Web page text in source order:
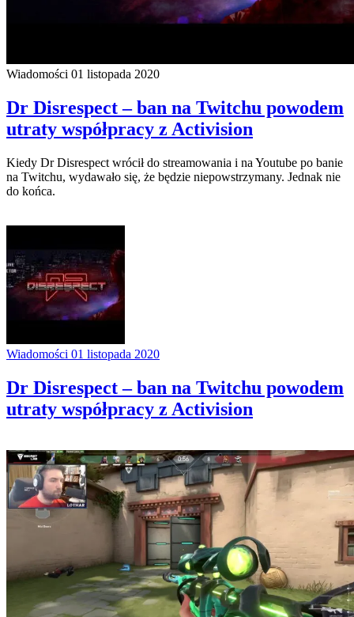
Wiadomości 01 listopada 2020
Dr Disrespect – ban na Twitchu powodem
utraty współpracy z Activision
Kiedy Dr Disrespect wrócił do streamowania i na Youtube po banie
na Twitchu, wydawało się, że będzie niepowstrzymany. Jednak nie
do końca.
Wiadomości 01 listopada 2020
Dr Disrespect – ban na Twitchu powodem
utraty współpracy z Activision